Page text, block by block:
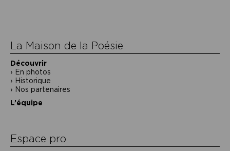
La Maison de la Poésie
Découvrir
En photos
Historique
Nos partenaires
L’équipe
Espace pro